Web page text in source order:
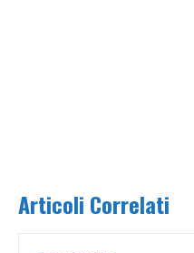
Articoli Correlati